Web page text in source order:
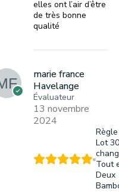
elles ont l’air d’être
de très bonne
qualité
marie france
Havelange
Évaluateur
13 novembre
2024
Règle
Lot 30
Tout
Deux